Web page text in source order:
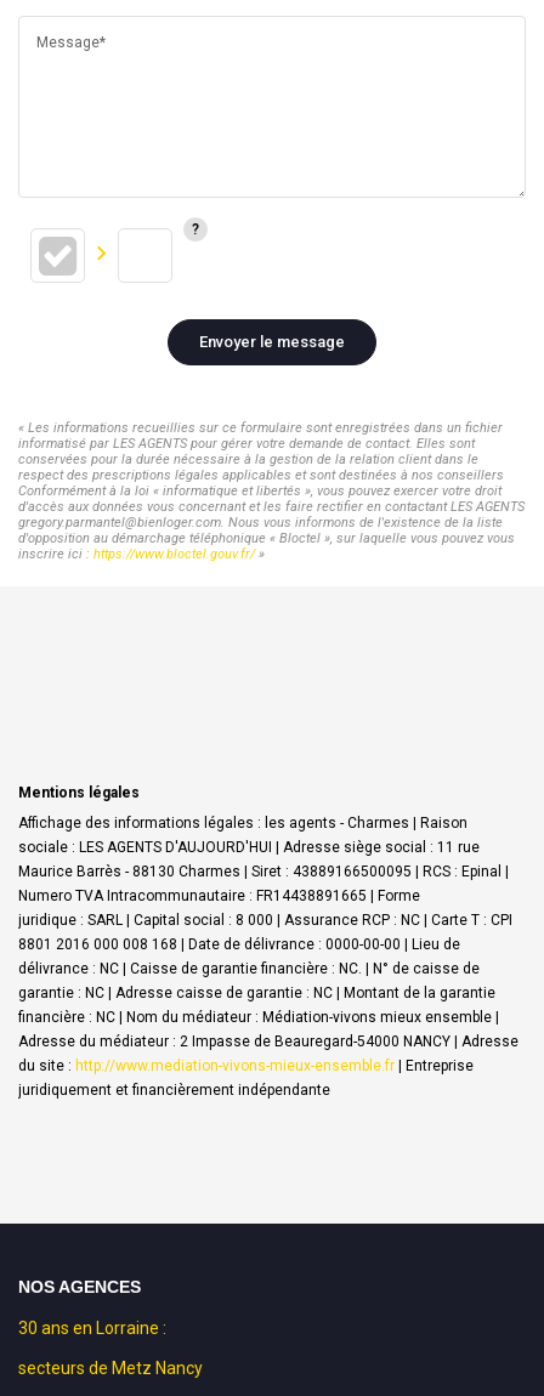
Message*
Envoyer le message
« Les informations recueillies sur ce formulaire sont enregistrées dans un fichier
informatisé par LES AGENTS pour gérer votre demande de contact. Elles sont
conservées pour la durée nécessaire à la gestion de la relation client dans le
respect des prescriptions légales applicables et sont destinées à nos conseillers
Conformément à la loi « informatique et libertés », vous pouvez exercer votre droit
d'accès aux données vous concernant et les faire rectifier en contactant LES AGENTS
gregory.parmantel@bienloger.com. Nous vous informons de l'existence de la liste
d'opposition au démarchage téléphonique « Bloctel », sur laquelle vous pouvez vous
inscrire ici : https://www.bloctel.gouv.fr/»
Mentions légales
Affichage des informations légales : les agents - Charmes | Raison
sociale : LES AGENTS D'AUJOURD'HUI | Adresse siège social : 11 rue
Maurice Barrès - 88130 Charmes | Siret : 43889166500095 | RCS : Epinal |
Numero TVA Intracommunautaire : FR14438891665 | Forme
juridique : SARL | Capital social : 8 000 | Assurance RCP : NC | Carte T : CPI
8801 2016 000 008 168 | Date de délivrance : 0000-00-00 | Lieu de
délivrance : NC | Caisse de garantie financière : NC. | N° de caisse de
garantie : NC | Adresse caisse de garantie : NC | Montant de la garantie
financière : NC | Nom du médiateur : Médiation-vivons mieux ensemble |
Adresse du médiateur : 2 Impasse de Beauregard-54000 NANCY | Adresse
du site : http://www.mediation-vivons-mieux-ensemble.fr | Entreprise
juridiquement et financièrement indépendante
NOS AGENCES
30 ans en Lorraine :
secteurs de Metz Nancy